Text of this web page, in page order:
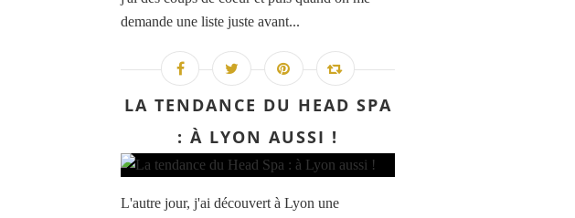
demande une liste juste avant...
LA TENDANCE DU HEAD SPA
: À LYON AUSSI !
L'autre jour, j'ai découvert à Lyon une